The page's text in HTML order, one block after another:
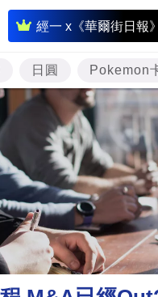
經一 x《華爾街日報》
即
時
財
經
投
資
樓
理
日圓 Pokemon